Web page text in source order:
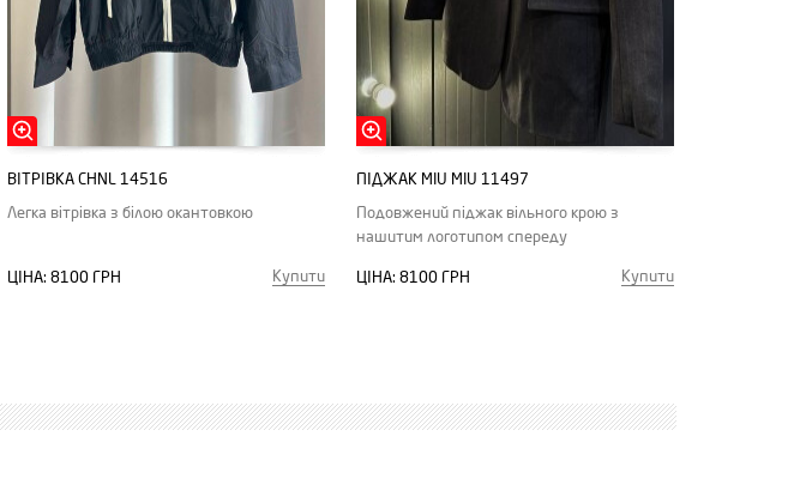
ВІТРІВКА CHNL 14516
Легка вітрівка з білою окантовкою
ЦІНА: 8100 ГРН Купити
ПІДЖАК MIU MIU 11497
Подовжений піджак вільного крою з
нашитим логотипом спереду
ЦІНА: 8100 ГРН Купити